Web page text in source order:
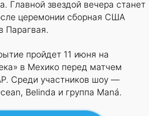
Главной звездой вечера станет
церемонии сборная США
Парагвая.
пройдет 11 июня на
в Мехико перед матчем
Среди участников шоу —
Belinda и группа Maná.